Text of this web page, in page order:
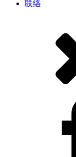
联络